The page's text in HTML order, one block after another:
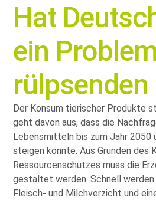
Hat
ein
rülpsenden
Der Konsum tierischer Produkte
geht davon aus, dass die
Lebensmitteln bis zum Jahr
steigen könnte. Aus Gründen des
Ressourcenschutzes muss die
gestaltet werden. Schnell werden
Fleisch- und Milchverzicht und